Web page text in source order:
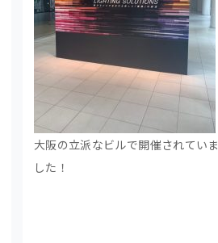
大阪の立派なビルで開催されていま
した！